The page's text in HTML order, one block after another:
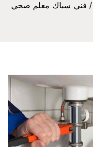
سباك غرب مشرف / 55850065 / فني سباك معلم صحي